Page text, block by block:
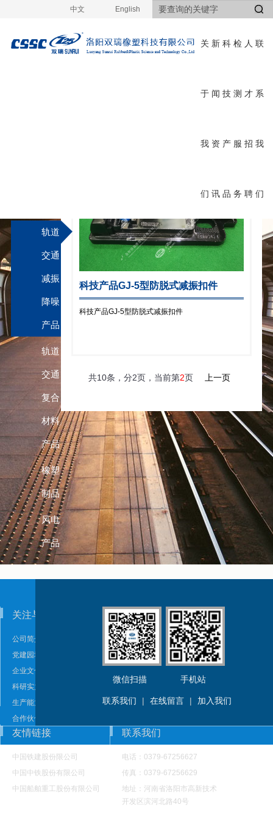
中文 English
关
于
我
们
新
闻
资
讯
科
技
产
品
检
测
服
务
人
才
招
聘
联
系
我
们
轨道
交通
减振
降噪
产品
轨道
交通
复合
材料
产品
橡塑
制品
风电
产品
科技产品GJ-5型防脱式减振扣件
科技产品GJ-5型防脱式减振扣件
共10条，分2页，当前第2页 上一页
关注与需要
公司简介
党建园地
企业文化
科研实力
生产能力
合作伙伴
荣誉资质
科技产品
轨道交通减振降噪产品
轨道交通复合材料产品
友情链接
中国铁建股份限公司
中国中铁股份有限公司
中国船舶重工股份有限公司
联系我们
电话：0379-67256627
传真：0379-67256629
地址：河南省洛阳市高新技术
开发区滨河北路40号
微信扫描 手机站
联系我们 | 在线留言 | 加入我们